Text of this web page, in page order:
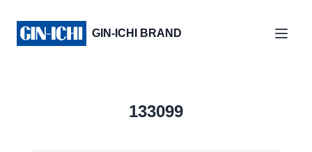
GIN-ICHI BRAND
133099